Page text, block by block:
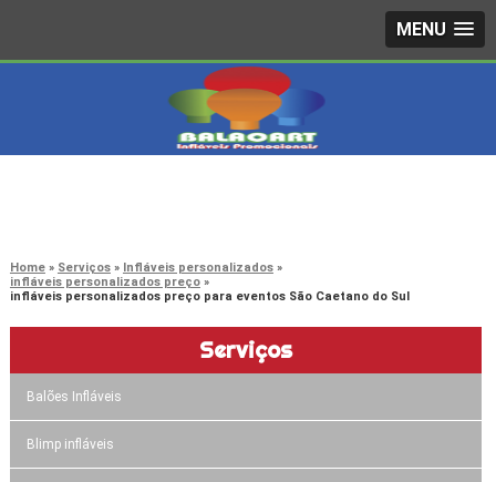
MENU
Home Serviços
Infláveis personalizados
infláveis personalizados preço
infláveis personalizados preço para eventos São Caetano do Sul
Serviços
Balões Infláveis
Blimp infláveis